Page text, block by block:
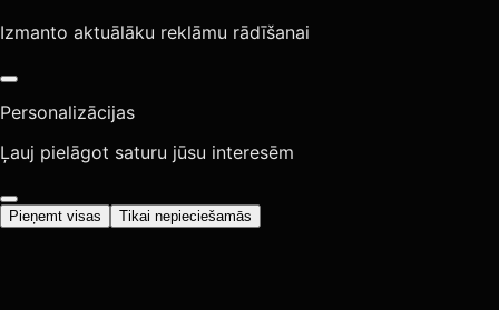
Izmanto aktuālāku reklāmu rādīšanai
Personalizācijas
Ļauj pielāgot saturu jūsu interesēm
Pieņemt visas Tikai nepieciešamās